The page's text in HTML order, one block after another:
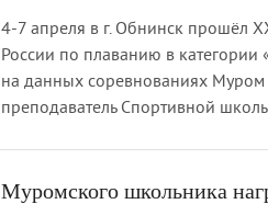
4-7 апреля в г. Обнинск прошёл
России по плаванию в
на данных соревнованиях Муром
преподаватель Спортивной
Муромского школьника